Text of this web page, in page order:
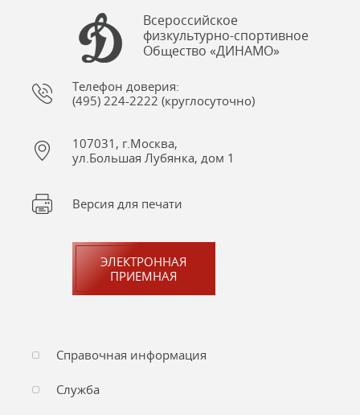
Всероссийское
физкультурно-спортивное
Общество «ДИНАМО»
Телефон доверия:
(495) 224-2222 (круглосуточно)
107031, г.Москва,
ул.Большая Лубянка, дом 1
Версия для печати
ЭЛЕКТРОННАЯ
ПРИЕМНАЯ
Справочная информация
Служба